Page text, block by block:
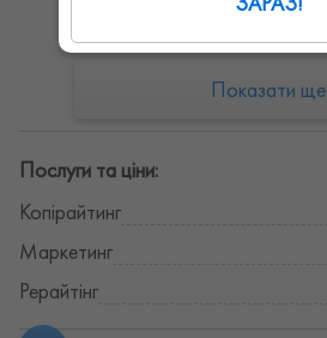
Показати ще
Послуги та ціни:
Копірайтинг
Маркетинг
Рерайтінг